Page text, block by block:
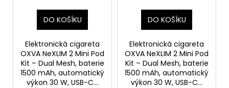
DO KOŠÍKU
Elektronická cigareta
OXVA NeXLIM 2 Mini Pod
Kit – Dual Mesh, baterie
1500 mAh, automatický
výkon 30 W, USB-C...
DO KOŠÍKU
Elektronická cigareta
OXVA NeXLIM 2 Mini Pod
Kit – Dual Mesh, baterie
1500 mAh, automatický
výkon 30 W, USB-C...